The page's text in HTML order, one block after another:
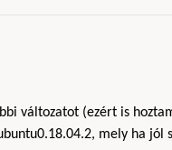
változatot (ezért is
mely ha jól